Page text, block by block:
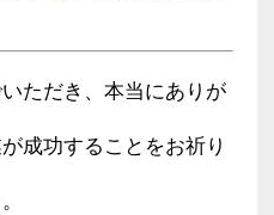
ただき、本当にありが
成功することをお祈り